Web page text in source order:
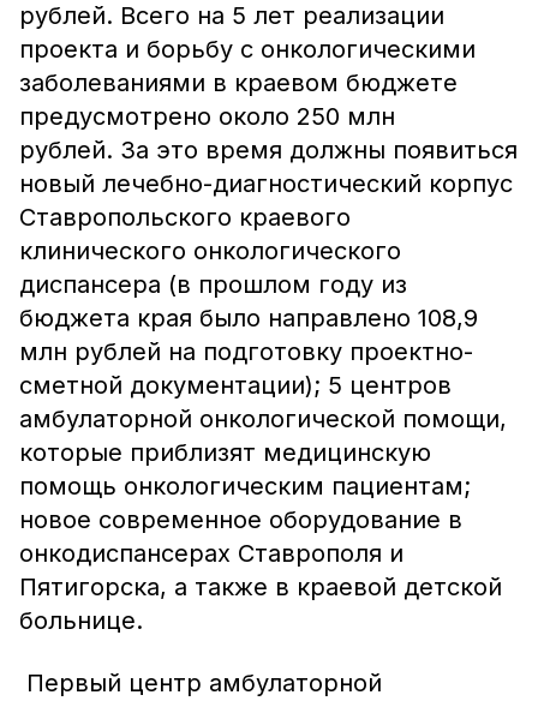
рублей. Всего на 5 лет реализации
проекта и борьбу с онкологическими
заболеваниями в краевом бюджете
предусмотрено около 250 млн
рублей. За это время должны появиться
новый лечебно-диагностический корпус
Ставропольского краевого
клинического онкологического
диспансера (в прошлом году из
бюджета края было направлено 108,9
млн рублей на подготовку проектно-
сметной документации); 5 центров
амбулаторной онкологической помощи,
которые приблизят медицинскую
помощь онкологическим пациентам;
новое современное оборудование в
онкодиспансерах Ставрополя и
Пятигорска, а также в краевой детской
больнице.
Первый центр амбулаторной